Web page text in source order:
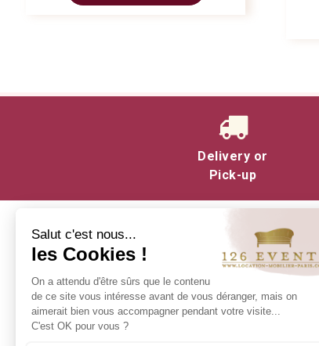
Delivery or
Pick-up
INFORMATION
Contact us
Delivery at 126 Events
Our commitments
Salut c'est nous...
les Cookies !
On a attendu d'être sûrs que le contenu
de ce site vous intéresse avant de vous déranger, mais on
aimerait bien vous accompagner pendant votre visite...
C'est OK pour vous ?